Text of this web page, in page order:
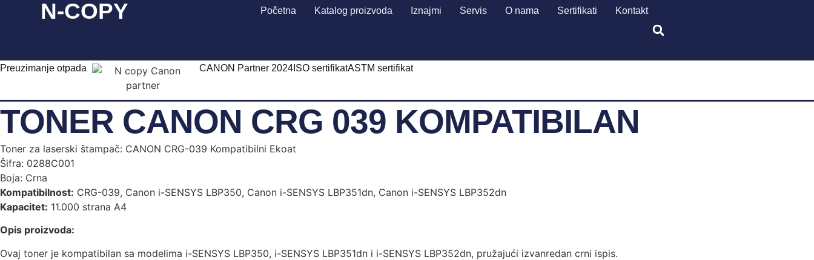
N-COPY Početna Katalog proizvoda Iznajmi Servis O nama Sertifikati Kontakt
Preuzimanje otpada CANON Partner 2024 ISO sertifikatASTM sertifikat
TONER CANON CRG 039 KOMPATIBILAN
Toner za laserski štampač: CANON CRG-039 Kompatibilni Ekoat
Šifra: 0288C001
Boja: Crna
Kompatibilnost: CRG-039, Canon i-SENSYS LBP350, Canon i-SENSYS LBP351dn, Canon i-SENSYS LBP352dn
Kapacitet: 11.000 strana A4
Opis proizvoda:
Ovaj toner je kompatibilan sa modelima i-SENSYS LBP350, i-SENSYS LBP351dn i i-SENSYS LBP352dn, pružajući izvanredan crni ispis.